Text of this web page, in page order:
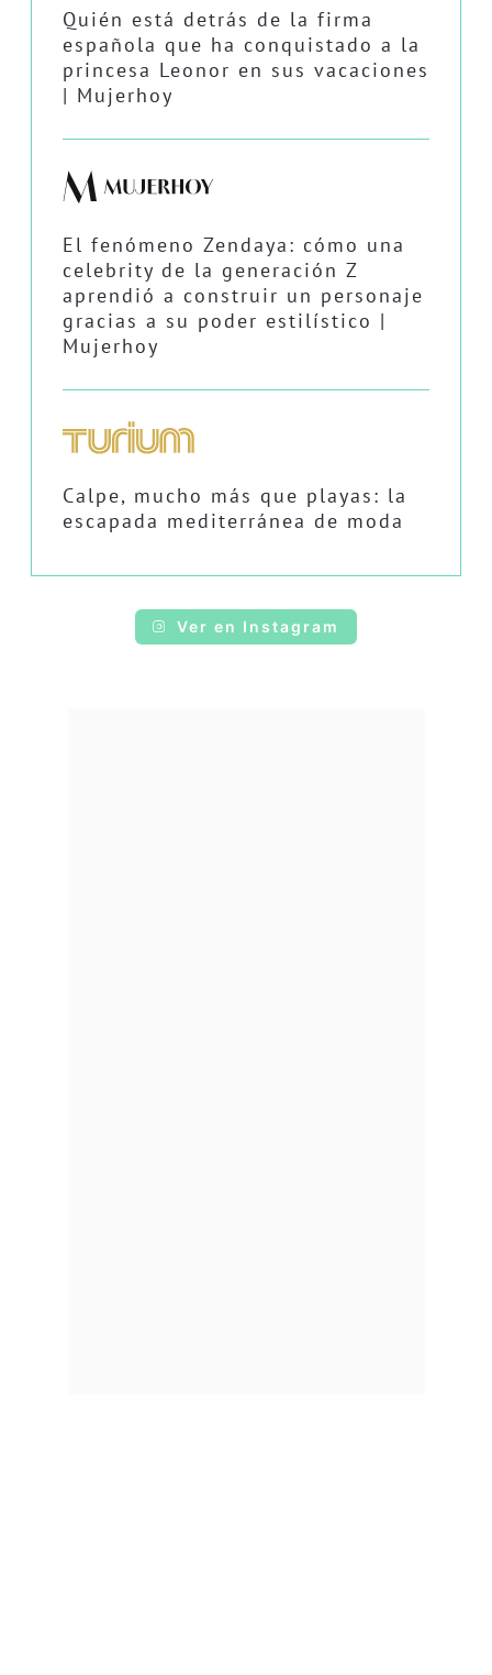
Quién está detrás de la firma
española que ha conquistado a la
princesa Leonor en sus vacaciones
| Mujerhoy
El fenómeno Zendaya: cómo una
celebrity de la generación Z
aprendió a construir un personaje
gracias a su poder estilístico |
Mujerhoy
Calpe, mucho más que playas: la
escapada mediterránea de moda
Ver en Instagram